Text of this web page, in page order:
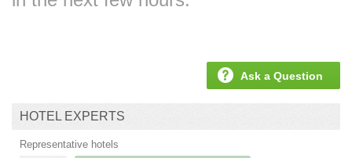
Ask a Question
HOTEL EXPERTS
Representative hotels